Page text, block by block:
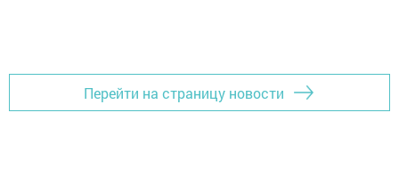
Перейти на страницу новости